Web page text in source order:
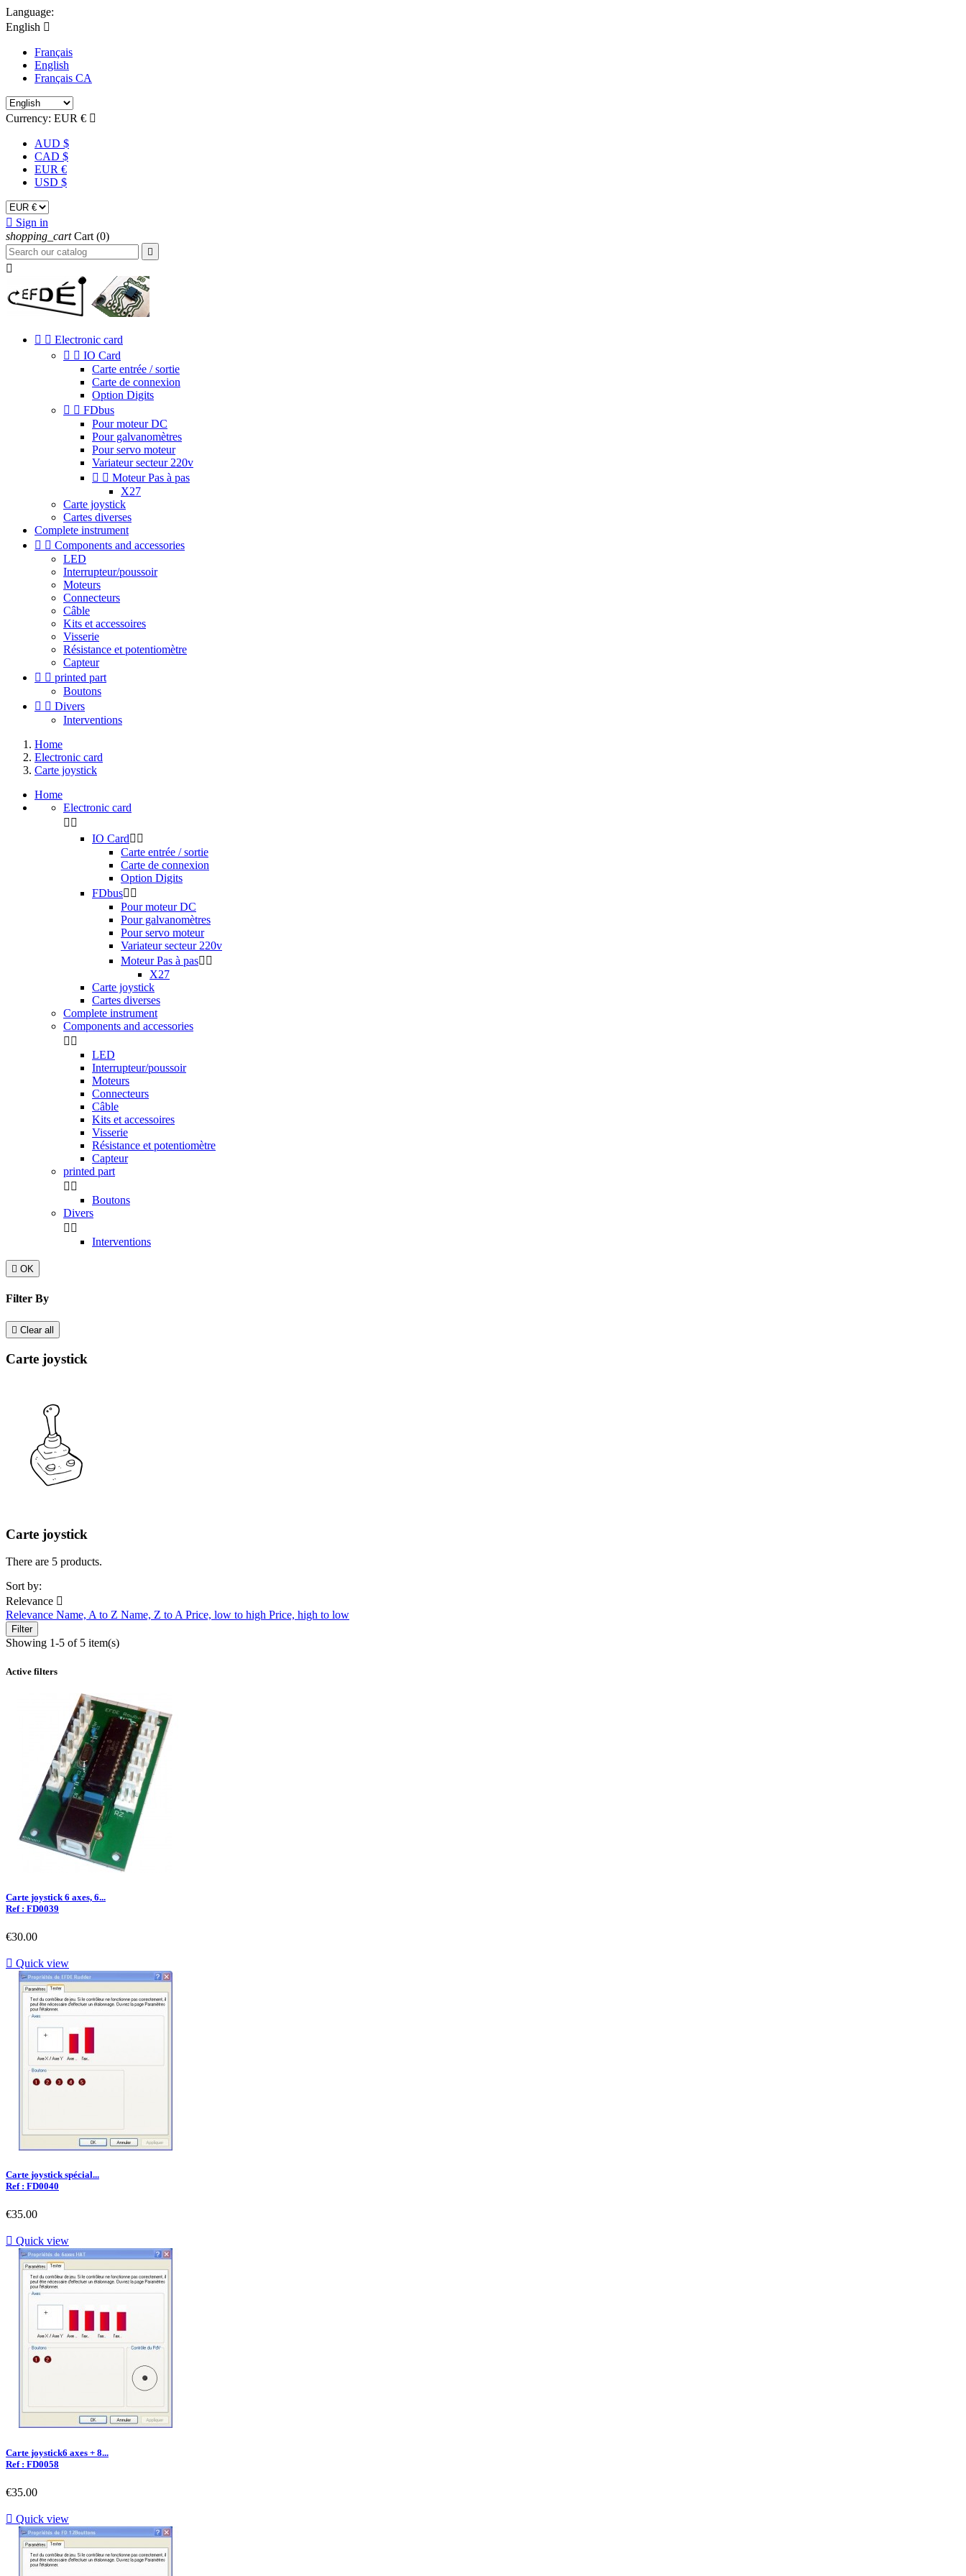
Language:
English 
Français
English
Français CA
Currency: EUR € 
AUD $
CAD $
EUR €
USD $
 Sign in
shopping_cart Cart (0)


  Electronic card
  IO Card
Carte entrée / sortie
Carte de connexion
Option Digits
  FDbus
Pour moteur DC
Pour galvanomètres
Pour servo moteur
Variateur secteur 220v
  Moteur Pas à pas
X27
Carte joystick
Cartes diverses
Complete instrument
  Components and accessories
LED
Interrupteur/poussoir
Moteurs
Connecteurs
Câble
Kits et accessoires
Visserie
Résistance et potentiomètre
Capteur
  printed part
Boutons
  Divers
Interventions
Home
Electronic card
Carte joystick
Home
Electronic card
 
IO Card 
Carte entrée / sortie
Carte de connexion
Option Digits
FDbus 
Pour moteur DC
Pour galvanomètres
Pour servo moteur
Variateur secteur 220v
Moteur Pas à pas 
X27
Carte joystick
Cartes diverses
Complete instrument
Components and accessories
 
LED
Interrupteur/poussoir
Moteurs
Connecteurs
Câble
Kits et accessoires
Visserie
Résistance et potentiomètre
Capteur
printed part
 
Boutons
Divers
 
Interventions
 OK
Filter By
 Clear all
Carte joystick
Carte joystick
There are 5 products.
Sort by:
Relevance 
Relevance Name, A to Z Name, Z to APrice, low to high Price, high to low
Filter
Showing 1-5 of 5 item(s)
Active filters
Carte joystick 6 axes, 6...
Ref : FD0039
€30.00
 Quick view
Carte joystick spécial...
Ref : FD0040
€35.00
 Quick view
Carte joystick6 axes + 8...
Ref : FD0058
€35.00
 Quick view